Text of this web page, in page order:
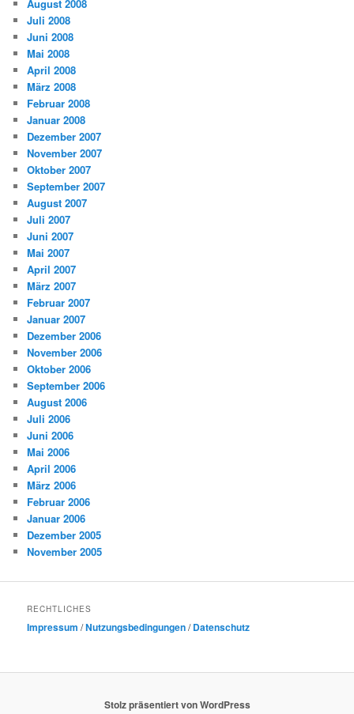
August 2008
Juli 2008
Juni 2008
Mai 2008
April 2008
März 2008
Februar 2008
Januar 2008
Dezember 2007
November 2007
Oktober 2007
September 2007
August 2007
Juli 2007
Juni 2007
Mai 2007
April 2007
März 2007
Februar 2007
Januar 2007
Dezember 2006
November 2006
Oktober 2006
September 2006
August 2006
Juli 2006
Juni 2006
Mai 2006
April 2006
März 2006
Februar 2006
Januar 2006
Dezember 2005
November 2005
RECHTLICHES
Impressum /Nutzungsbedingungen/Datenschutz
Stolz präsentiert von WordPress